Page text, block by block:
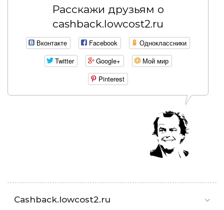
Расскажи друзьям о
cashback.lowcost2.ru
Вконтакте Facebook
Одноклассники
Twitter
Google+
Мой мир
Pinterest
Cashback.lowcost2.ru